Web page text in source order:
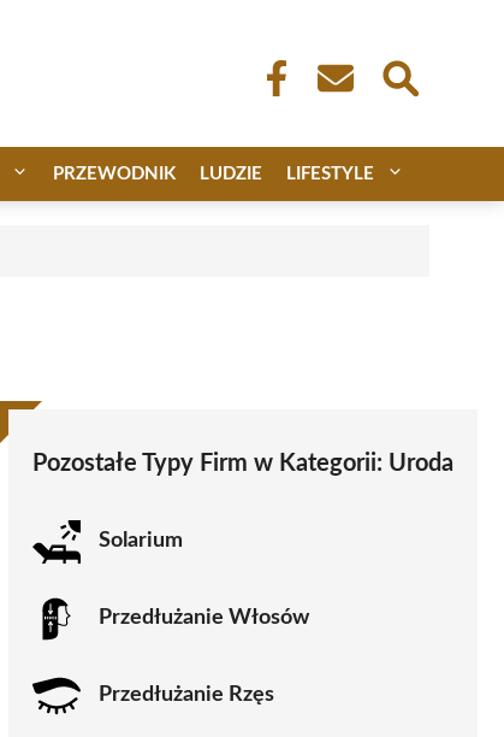
PRZEWODNIK LUDZIE LIFESTYLE
Pozostałe Typy Firm w Kategorii: Uroda
Solarium
Przedłużanie Włosów
Przedłużanie Rzęs